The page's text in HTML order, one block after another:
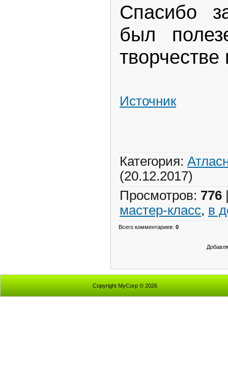
Спасибо
был
Источник
Категория:
(20.12.2017)
Просмотров: 776
мастер-класс, в
Всего комментариев: 0
Copyright MyCorp © 2026